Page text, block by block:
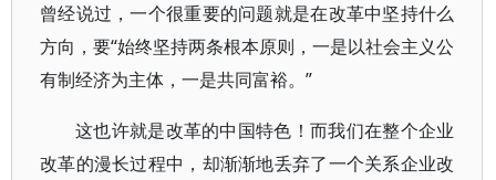
曾经说过，一个很重要的问题就是在改革中坚持什么
方向，要“始终坚持两条根本原则，一是以社会主义公
有制经济为主体，一是共同富裕。”
这也许就是改革的中国特色！而我们在整个企业
改革的漫长过程中，却渐渐地丢弃了一个关系企业改